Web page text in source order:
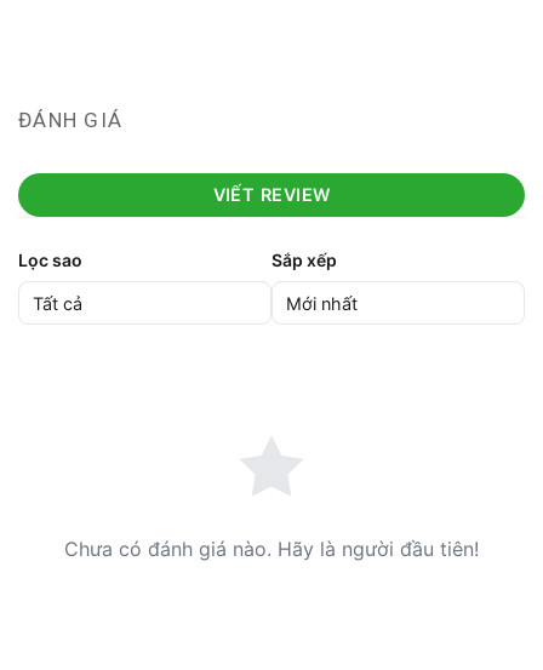
ĐÁNH GIÁ
VIẾT REVIEW
Lọc sao Sắp xếp
Chưa có đánh giá nào. Hãy là người đầu tiên!